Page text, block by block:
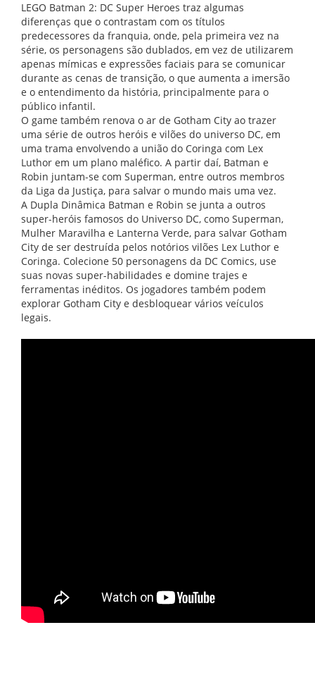
LEGO Batman 2: DC Super Heroes traz algumas
diferenças que o contrastam com os títulos
predecessores da franquia, onde, pela primeira vez na
série, os personagens são dublados, em vez de utilizarem
apenas mímicas e expressões faciais para se comunicar
durante as cenas de transição, o que aumenta a imersão
e o entendimento da história, principalmente para o
público infantil.
O game também renova o ar de Gotham City ao trazer
uma série de outros heróis e vilões do universo DC, em
uma trama envolvendo a união do Coringa com Lex
Luthor em um plano maléfico. A partir daí, Batman e
Robin juntam-se com Superman, entre outros membros
da Liga da Justiça, para salvar o mundo mais uma vez.
A Dupla Dinâmica Batman e Robin se junta a outros
super-heróis famosos do Universo DC, como Superman,
Mulher Maravilha e Lanterna Verde, para salvar Gotham
City de ser destruída pelos notórios vilões Lex Luthor e
Coringa. Colecione 50 personagens da DC Comics, use
suas novas super-habilidades e domine trajes e
ferramentas inéditos. Os jogadores também podem
explorar Gotham City e desbloquear vários veículos
legais.